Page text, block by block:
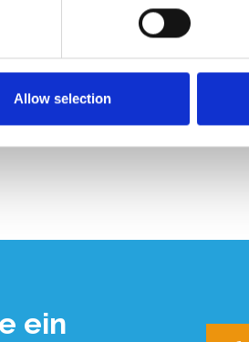
Allow selection
ein